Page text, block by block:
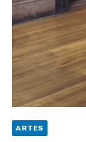
Torneo Arena
segunda
Retrospectiva
Araneda
Cantor Popular
Pichilemu
alcalde Roberto
ARTES